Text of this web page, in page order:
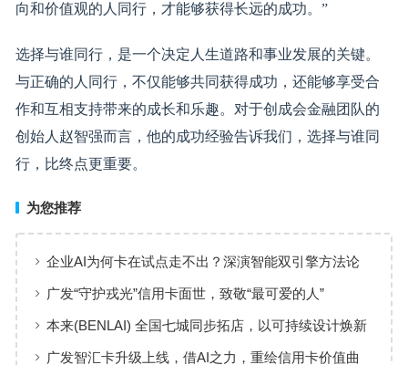
向和价值观的人同行，才能够获得长远的成功。”
选择与谁同行，是一个决定人生道路和事业发展的关键。
与正确的人同行，不仅能够共同获得成功，还能够享受合
作和互相支持带来的成长和乐趣。对于创成会金融团队的
创始人赵智强而言，他的成功经验告诉我们，选择与谁同
行，比终点更重要。
为您推荐
企业AI为何卡在试点走不出？深演智能双引擎方法论
回答：卡点不在模型，而在使用方式
广发“守护戎光”信用卡面世，致敬“最可爱的人”
本来(BENLAI) 全国七城同步拓店，以可持续设计焕新
品牌体验
广发智汇卡升级上线，借AI之力，重绘信用卡价值曲